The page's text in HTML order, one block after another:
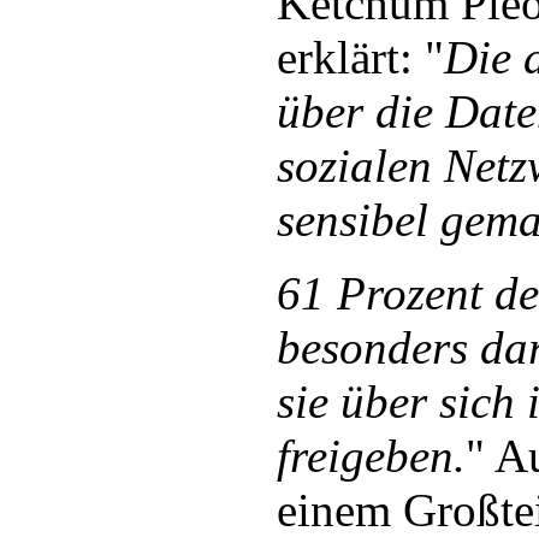
erklärt: "Die
über die
sozialen
sensibel
61 Prozent
besonders
sie über sich
freigeben."
einem